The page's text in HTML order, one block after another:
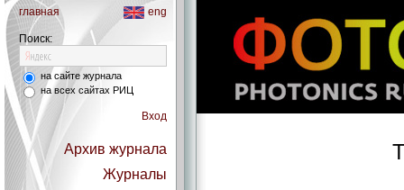
главная eng
Поиск:
на сайте журнала
на всех сайтах РИЦ
Вход
Архив журнала
Журналы